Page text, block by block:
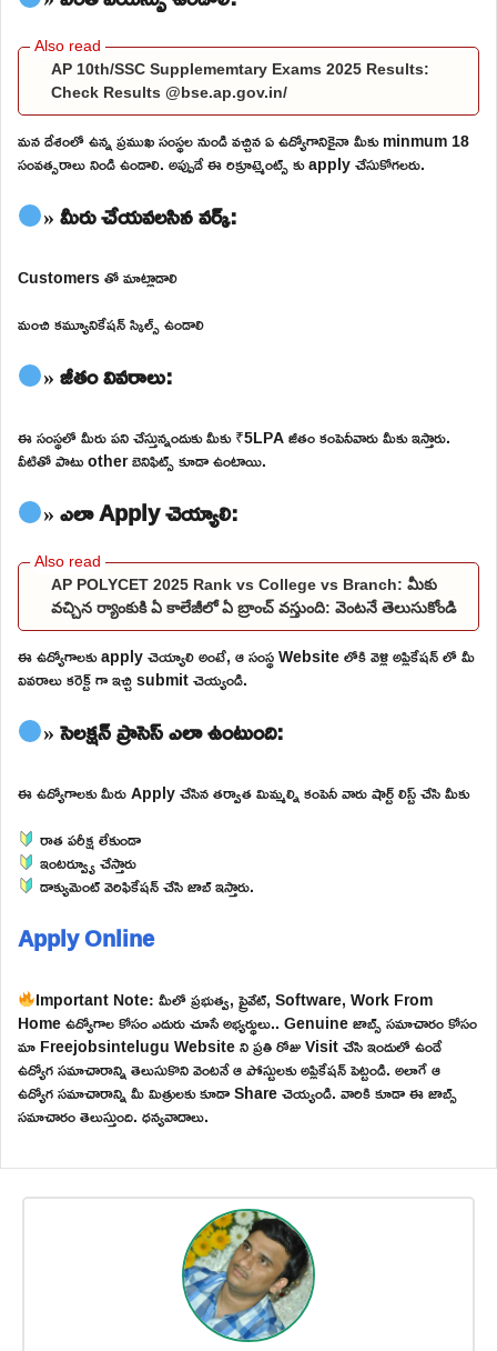
AP 10th/SSC Supplememtary Exams 2025 Results:
Check Results @bse.ap.gov.in/
మన దేశంలో ఉన్న ప్రముఖ సంస్థల నుండి వచ్చిన ఏ ఉద్యోగానికైనా మీకు minmum 18
సంవత్సరాలు నిండి ఉండాలి. అప్పుడే ఈ రిక్రూట్మెంట్స్ కు apply చేసుకోగలరు.
» మీరు చేయవలసిన వర్క్:
Customers తో మాట్లాడాలి
మంచి కమ్యూనికేషన్ స్కిల్స్ ఉండాలి
» జీతం వివరాలు:
ఈ సంస్థలో మీరు పని చేస్తున్నందుకు మీకు ₹5LPA జీతం కంపెనీవారు మీకు ఇస్తారు.
వీటితో పాటు other బెనిఫిట్స్ కూడా ఉంటాయి.
» ఎలా Apply చెయ్యాలి:
AP POLYCET 2025 Rank vs College vs Branch: మీకు
వచ్చిన ర్యాంకుకి ఏ కాలేజీలో ఏ బ్రాంచ్ వస్తుంది: వెంటనే తెలుసుకోండి
ఈ ఉద్యోగాలకు apply చెయ్యాలి అంటే, ఆ సంస్థ Website లోకి వెళ్లి అప్లికేషన్ లో మీ
వివరాలు కరెక్ట్ గా ఇచ్చి submit చెయ్యండి.
» సెలక్షన్ ప్రాసెస్ ఎలా ఉంటుంది:
ఈ ఉద్యోగాలకు మీరు Apply చేసిన తర్వాత మిమ్మల్ని కంపెనీ వారు షార్ట్ లిస్ట్ చేసి మీకు
రాత పరీక్ష లేకుండా
ఇంటర్వ్యూ చేస్తారు
డాక్యుమెంట్ వెరిఫికేషన్ చేసి జాబ్ ఇస్తారు.
Apply Online
Important Note: మీలో ప్రభుత్వ, ప్రైవేట్, Software, Work From
Home ఉద్యోగాల కోసం ఎదురు చూసే అభ్యర్థులు.. Genuine జాబ్స్ సమాచారం కోసం
మా Freejobsintelugu Website ని ప్రతి రోజు Visit చేసి ఇందులో ఉండే
ఉద్యోగ సమాచారాన్ని తెలుసుకొని వెంటనే ఆ పోస్టులకు అప్లికేషన్ పెట్టండి. అలాగే ఆ
ఉద్యోగ సమాచారాన్ని మీ మిత్రులకు కూడా Share చెయ్యండి. వారికి కూడా ఈ జాబ్స్
సమాచారం తెలుస్తుంది. ధన్యవాదాలు.